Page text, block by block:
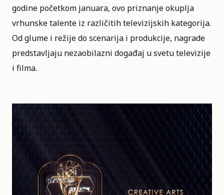
godine početkom januara, ovo priznanje okuplja
vrhunske talente iz različitih televizijskih kategorija.
Od glume i režije do scenarija i produkcije, nagrade
predstavljaju nezaobilazni događaj u svetu televizije
i filma.